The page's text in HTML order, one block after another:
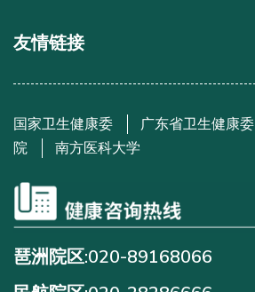
友情链接
国家卫生健康委 广东省卫生健康委
院
南方医科大学
琶洲院区:020-89168066